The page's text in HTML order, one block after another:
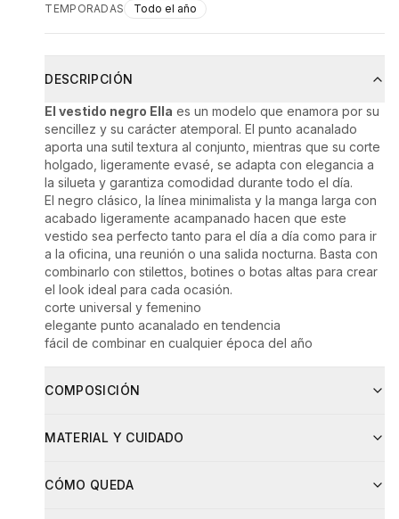
TEMPORADAS Todo el año
DESCRIPCIÓN
El vestido negro Ella es un modelo que enamora por su
sencillez y su carácter atemporal. El punto acanalado
aporta una sutil textura al conjunto, mientras que su corte
holgado, ligeramente evasé, se adapta con elegancia a
la silueta y garantiza comodidad durante todo el día.
El negro clásico, la línea minimalista y la manga larga con
acabado ligeramente acampanado hacen que este
vestido sea perfecto tanto para el día a día como para ir
a la oficina, una reunión o una salida nocturna. Basta con
combinarlo con stilettos, botines o botas altas para crear
el look ideal para cada ocasión.
corte universal y femenino
elegante punto acanalado en tendencia
fácil de combinar en cualquier época del año
COMPOSICIÓN
95% algodón
Cuidados
Lavar a mano a una temperatura máxima de 30°C.
MATERIAL Y CUIDADO
Material
CÓMO QUEDA